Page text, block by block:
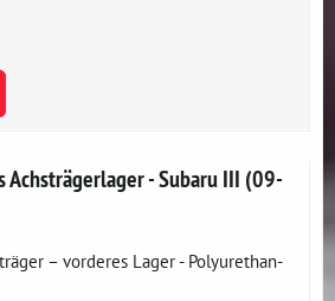
- Subaru III (09-
– vorderes Lager - Polyurethan-